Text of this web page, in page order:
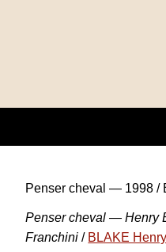
Penser cheval — 1998 /
Penser cheval — Henry
Franchini/ BLAKE